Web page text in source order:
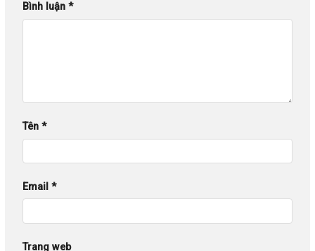
Bình luận *
Tên *
Email *
Trang web